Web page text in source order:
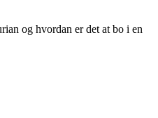
og hvordan er det at bo i en